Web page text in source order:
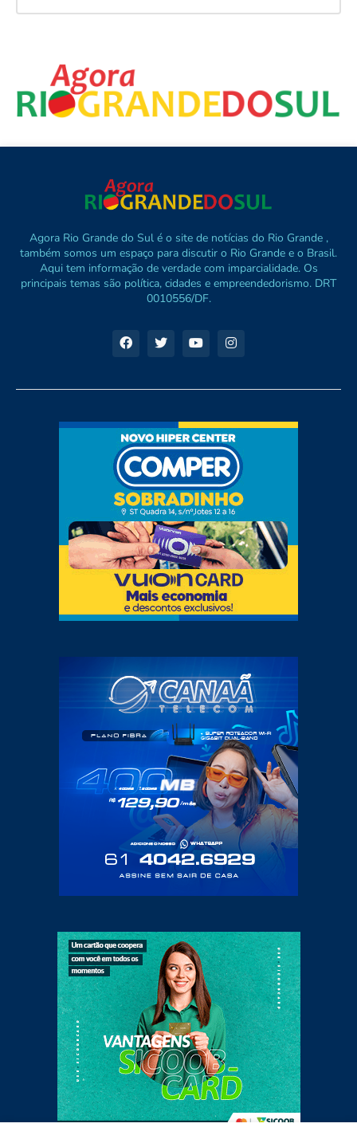
Agora Rio Grande do Sul é o site de notícias do Rio Grande ,
também somos um espaço para discutir o Rio Grande e o Brasil.
Aqui tem informação de verdade com imparcialidade. Os
principais temas são política, cidades e empreendedorismo. DRT
0010556/DF.